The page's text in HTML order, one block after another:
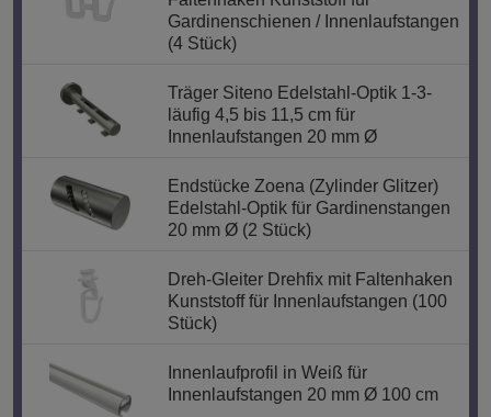
Gardinenschienen / Innenlaufstangen
(4 Stück)
Träger Siteno Edelstahl-Optik 1-3-
läufig 4,5 bis 11,5 cm für
Innenlaufstangen 20 mm Ø
Endstücke Zoena (Zylinder Glitzer)
Edelstahl-Optik für Gardinenstangen
20 mm Ø (2 Stück)
Dreh-Gleiter Drehfix mit Faltenhaken
Kunststoff für Innenlaufstangen (100
Stück)
Innenlaufprofil in Weiß für
Innenlaufstangen 20 mm Ø 100 cm